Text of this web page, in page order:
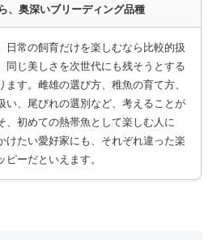
、奥深いブリーディング品種
日常の飼育だけを楽しむなら比較的扱
同じ美しさを次世代にも残そうとする
ます。雌雄の選び方、稚魚の育て方、
い、尾びれの選別など、考えることが
、初めての熱帯魚として楽しむ人に
けたい愛好家にも、それぞれ違った楽
ーだといえます。